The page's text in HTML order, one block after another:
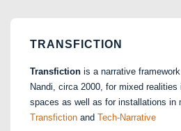
TRANSFICTION
Transfiction is a narrative
Nandi, circa 2000, for mixed
spaces as well as for installations in
Transfiction and Tech-Narrative